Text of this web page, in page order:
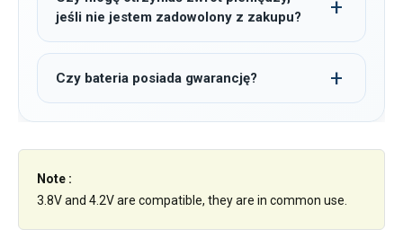
jeśli nie jestem zadowolony z zakupu?
Czy bateria posiada gwarancję?
Note :
3.8V and 4.2V are compatible, they are in common use.